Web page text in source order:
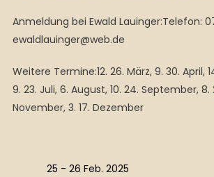
Anmeldung bei Ewald Lauinger:Telefon:
ewaldlauinger@web.de
Weitere Termine:12. 26. März, 9. 30. April,
9. 23. Juli, 6. August, 10. 24. September, 8.
November, 3. 17. Dezember
25 - 26 Feb. 2025